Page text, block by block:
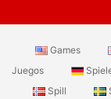
Games
Juegos
Spill